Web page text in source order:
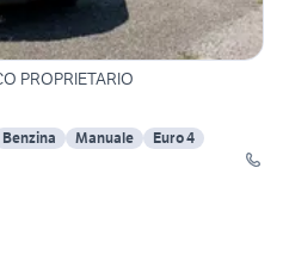
PROPRIETARIO
Benzina Manuale
Euro 4